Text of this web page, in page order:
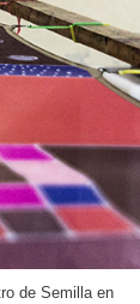
de Semilla en